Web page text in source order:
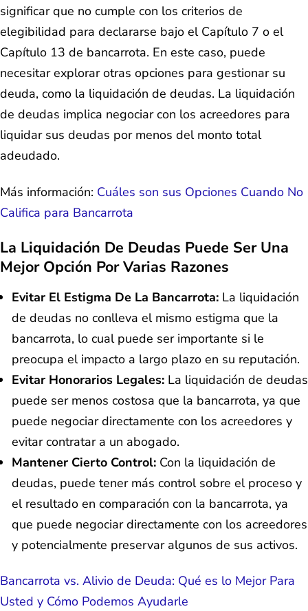
significar que no cumple con los criterios de
elegibilidad para declararse bajo el Capítulo 7 o el
Capítulo 13 de bancarrota. En este caso, puede
necesitar explorar otras opciones para gestionar su
deuda, como la liquidación de deudas. La liquidación
de deudas implica negociar con los acreedores para
liquidar sus deudas por menos del monto total
adeudado.
Más información: Cuáles son sus Opciones Cuando No
Califica para Bancarrota
La Liquidación De Deudas Puede Ser Una
Mejor Opción Por Varias Razones
Evitar El Estigma De La Bancarrota: La liquidación
de deudas no conlleva el mismo estigma que la
bancarrota, lo cual puede ser importante si le
preocupa el impacto a largo plazo en su reputación.
Evitar Honorarios Legales: La liquidación de deudas
puede ser menos costosa que la bancarrota, ya que
puede negociar directamente con los acreedores y
evitar contratar a un abogado.
Mantener Cierto Control: Con la liquidación de
deudas, puede tener más control sobre el proceso y
el resultado en comparación con la bancarrota, ya
que puede negociar directamente con los acreedores
y potencialmente preservar algunos de sus activos.
Bancarrota vs. Alivio de Deuda: Qué es lo Mejor Para
Usted y Cómo Podemos Ayudarle